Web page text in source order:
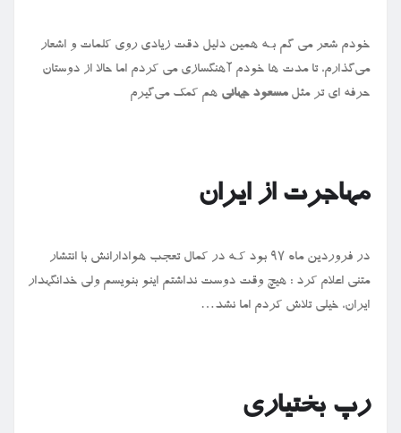
خودم شعر می گم بـه همین دلیل دقت زیادی روی کلمات و اشعار
می‌گذارم، تا مدت ها خودم آهنگسازی می کردم اما حالا از دوستان
حرفه ای تر مثلمسعود جهانی هم کمک می‌گیرم
مهاجرت از ایران
در فروردین ماه ۹۷ بود کـه در کمال تعجب هوادارانش با انتشار
متنی اعلام کرد : هیچ وقت دوست نداشتم اینو بنویسم ولی خدانگهدار
ایران، خیلی تلاش کردم اما نشد…
رپ بختیاری